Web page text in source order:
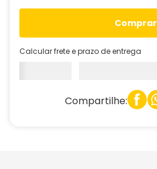
comprar
Calcular frete e prazo de entrega
Compartilhe: